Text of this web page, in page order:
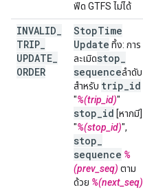
ฟีด GTFS ไม่ได้
INVALID
TRIP
UPDATE
ORDER
StopTime
Update ทิ้ง: การ
ละเมิดstop
sequenceลําดับ
สำหรับ trip id
"%(trip_id)"
stop id [หากมี]
"%(stop_id)",
stop
sequence %
(prev_seq) ตาม
ด้วย %(next_seq)